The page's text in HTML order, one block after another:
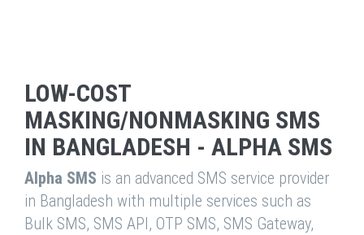
LOW-COST
MASKING/NONMASKING SMS
IN BANGLADESH - ALPHA SMS
Alpha SMS is an advanced SMS service provider
in Bangladesh with multiple services such as
Bulk SMS, SMS API, OTP SMS, SMS Gateway,